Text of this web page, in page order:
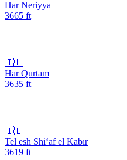
Har Neriyya
3665 ft
🇮🇱
Har Qurtam
3635 ft
🇮🇱
Tel esh Shi‘āf el Kabīr
3619 ft